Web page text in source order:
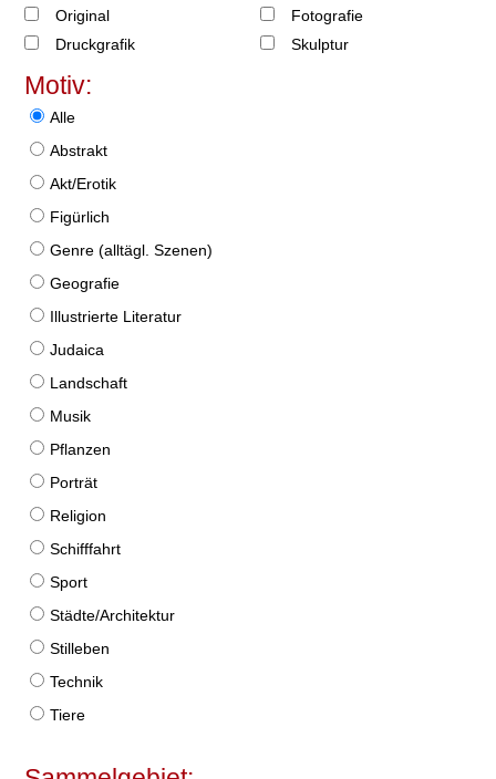
Original
Druckgrafik
Fotografie
Skulptur
Motiv:
Alle
Abstrakt
Akt/Erotik
Figürlich
Genre (alltägl. Szenen)
Geografie
Illustrierte Literatur
Judaica
Landschaft
Musik
Pflanzen
Porträt
Religion
Schifffahrt
Sport
Städte/Architektur
Stilleben
Technik
Tiere